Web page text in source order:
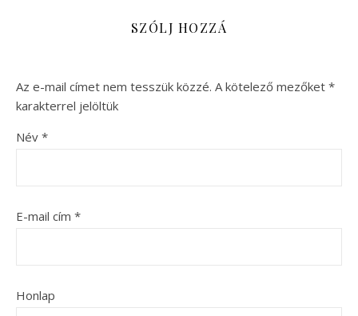
SZÓLJ HOZZÁ
Az e-mail címet nem tesszük közzé. A kötelező mezőket *
karakterrel jelöltük
Név *
E-mail cím *
Honlap